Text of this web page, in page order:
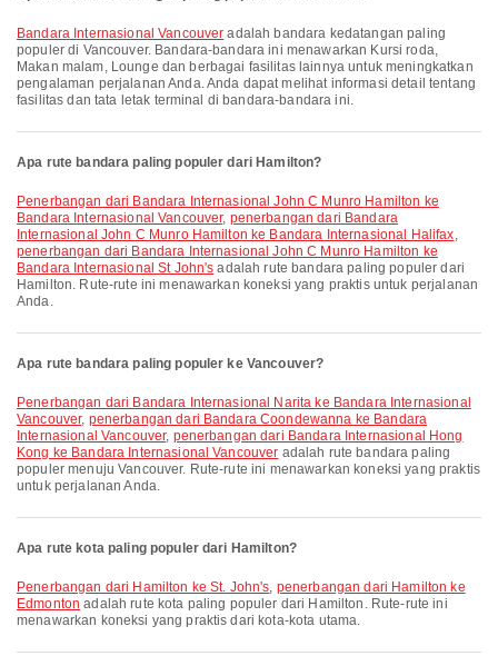
Bandara Internasional Vancouver adalah bandara kedatangan paling
populer di Vancouver. Bandara-bandara ini menawarkan Kursi roda,
Makan malam, Lounge dan berbagai fasilitas lainnya untuk meningkatkan
pengalaman perjalanan Anda. Anda dapat melihat informasi detail tentang
fasilitas dan tata letak terminal di bandara-bandara ini.
Apa rute bandara paling populer dari Hamilton?
penerbangan dari Bandara Internasional John C Munro Hamilton ke
Bandara Internasional Vancouver, penerbangan dari Bandara
Internasional John C Munro Hamilton ke Bandara Internasional Halifax,
penerbangan dari Bandara Internasional John C Munro Hamilton ke
Bandara Internasional St John's adalah rute bandara paling populer dari
Hamilton. Rute-rute ini menawarkan koneksi yang praktis untuk perjalanan
Anda.
Apa rute bandara paling populer ke Vancouver?
penerbangan dari Bandara Internasional Narita ke Bandara Internasional
Vancouver, penerbangan dari Bandara Coondewanna ke Bandara
Internasional Vancouver, penerbangan dari Bandara Internasional Hong
Kong ke Bandara Internasional Vancouver adalah rute bandara paling
populer menuju Vancouver. Rute-rute ini menawarkan koneksi yang praktis
untuk perjalanan Anda.
Apa rute kota paling populer dari Hamilton?
penerbangan dari Hamilton ke St. John's, penerbangan dari Hamilton ke
Edmonton adalah rute kota paling populer dari Hamilton. Rute-rute ini
menawarkan koneksi yang praktis dari kota-kota utama.